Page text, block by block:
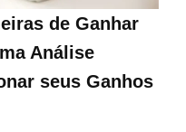
de Ganhar
Análise
seus Ganhos